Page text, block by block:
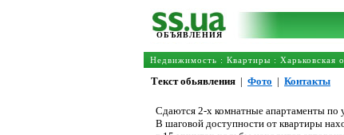
ОБЪЯВЛЕНИЯ
Недвижимость : Квартиры : Харьковская
Текст обьявления | Фото | Контакты
Сдаются 2-х комнатные апартаменты по
В шаговой доступности от квартиры